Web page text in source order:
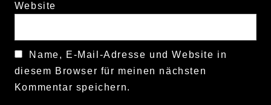
Website
Name, E-Mail-Adresse und Website in
diesem Browser für meinen nächsten
Kommentar speichern.